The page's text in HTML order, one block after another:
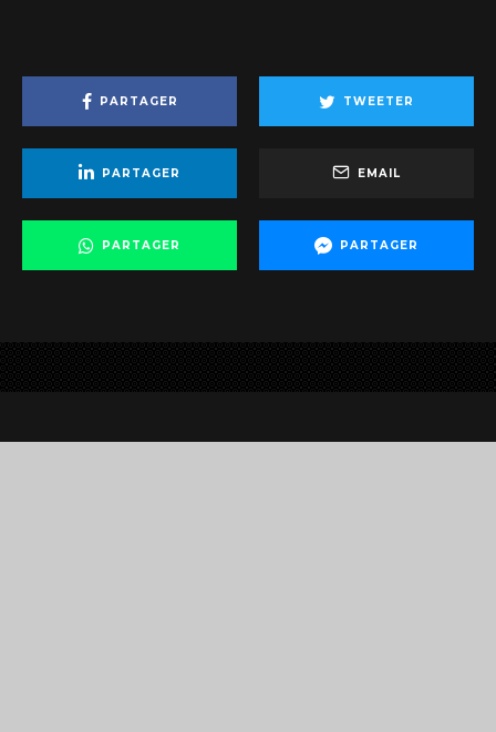
PARTAGER TWEETER
PARTAGER EMAIL
PARTAGER PARTAGER
chocolate. The embarrassment of not being able to